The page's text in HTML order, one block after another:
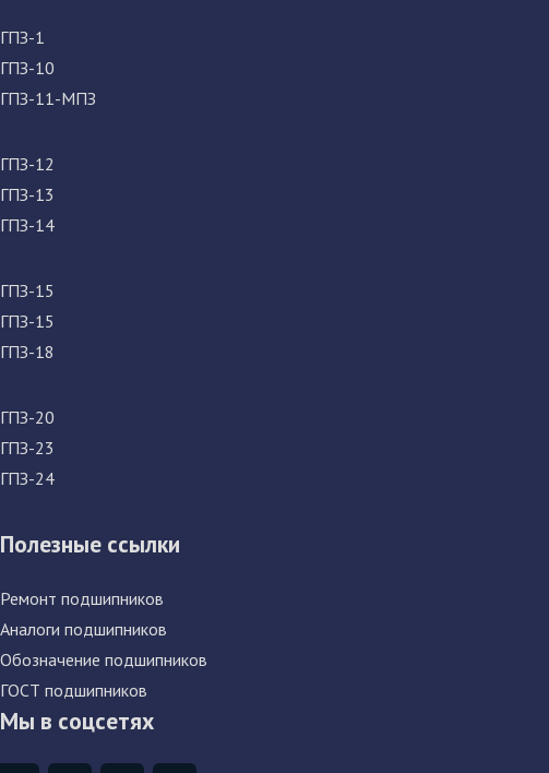
ГПЗ-1
ГПЗ-10
ГПЗ-11-МПЗ
ГПЗ-12
ГПЗ-13
ГПЗ-14
ГПЗ-15
ГПЗ-15
ГПЗ-18
ГПЗ-20
ГПЗ-23
ГПЗ-24
Полезные ссылки
Ремонт подшипников
Аналоги подшипников
Обозначение подшипников
ГОСТ подшипников
Мы в соцсетях